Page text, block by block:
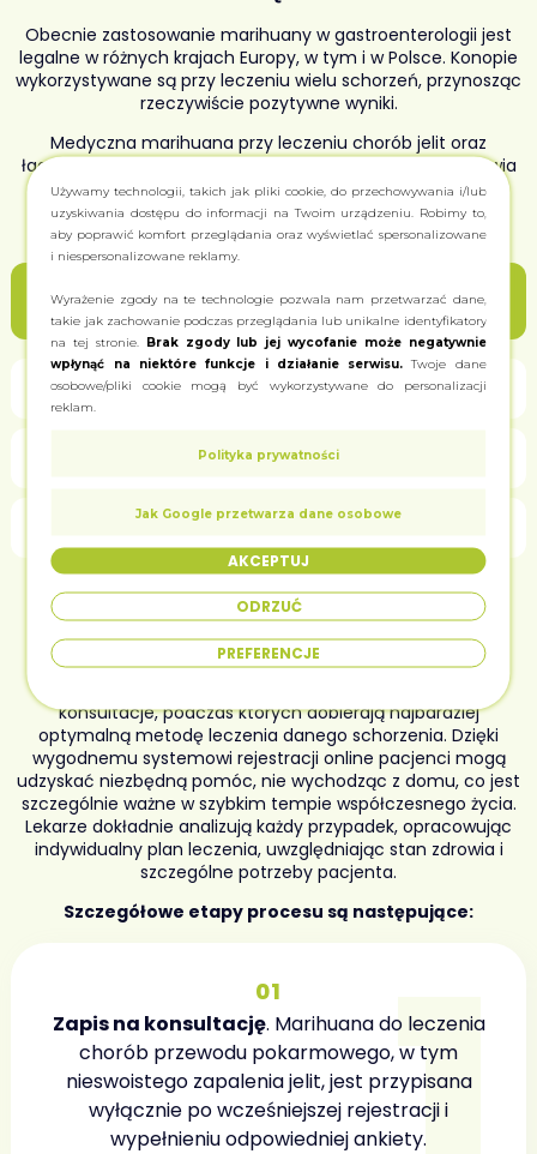
Obecnie zastosowanie marihuany w gastroenterologii jest
legalne w różnych krajach Europy, w tym i w Polsce. Konopie
wykorzystywane są przy leczeniu wielu schorzeń, przynosząc
rzeczywiście pozytywne wyniki.
Medyczna marihuana przy leczeniu chorób jelit oraz
łagodzeniu nudności ma pozytywny wpływ na stan zdrowia
pacjentów. Klinika Zioło24 oferuje konsultacje przez
specjalistów i indywidualnie dobrane programy leczenia,
kompleksowo podchodząc do każdego przypadku.
Zastosowanie medycznej marihuany w
psychiatrii. Choroby i objawy chorób
Zespół jelita drażliwego
Zapalenie trzustki
Zapalna choroba jelit
Rejestracja w klinice – główne
aspekty i procedura
konsultacje, podczas których dobierają najbardziej
optymalną metodę leczenia danego schorzenia. Dzięki
wygodnemu systemowi rejestracji online pacjenci mogą
udzyskać niezbędną pomóc, nie wychodząc z domu, co jest
szczególnie ważne w szybkim tempie współczesnego życia.
Lekarze dokładnie analizują każdy przypadek, opracowując
indywidualny plan leczenia, uwzględniając stan zdrowia i
szczególne potrzeby pacjenta.
Szczegółowe etapy procesu są następujące:
01
Zapis na konsultację. Marihuana do leczenia
chorób przewodu pokarmowego, w tym
nieswoistego zapalenia jelit, jest przypisana
wyłącznie po wcześniejszej rejestracji i
wypełnieniu odpowiedniej ankiety.
Używamy technologii, takich jak pliki cookie, do przechowywania i/lub
uzyskiwania dostępu do informacji na Twoim urządzeniu. Robimy to,
aby poprawić komfort przeglądania oraz wyświetlać spersonalizowane
i niespersonalizowane reklamy.
Wyrażenie zgody na te technologie pozwala nam przetwarzać dane,
takie jak zachowanie podczas przeglądania lub unikalne identyfikatory
na tej stronie. Brak zgody lub jej wycofanie może negatywnie
wpłynąć na niektóre funkcje i działanie serwisu. Twoje dane
osobowe/pliki cookie mogą być wykorzystywane do personalizacji
reklam.
Polityka prywatności
Jak Google przetwarza dane osobowe
AKCEPTUJ
ODRZUĆ
PREFERENCJE